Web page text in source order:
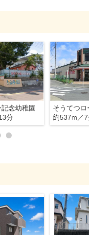
記念幼稚園
分
約537m／